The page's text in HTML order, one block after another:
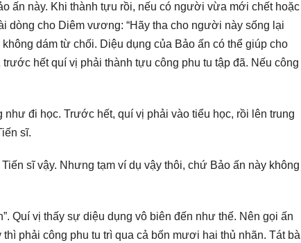
ấn này. Khi thành tựu rồi, nếu có người vừa mới chết hoặc
dòng cho Diêm vương: “Hãy tha cho người này sống lại
dám từ chối. Diệu dụng của Bảo ấn có thể giúp cho
hết quí vị phải thành tựu công phu tu tập đã. Nếu công
đi học. Trước hết, quí vị phải vào tiểu học, rồi lên trung
sĩ.
sĩ vậy. Nhưng tạm ví dụ vậy thôi, chứ Bảo ấn này không
Quí vị thấy sự diệu dụng vô biên đến như thế. Nên gọi ấn
phải công phu tu trì qua cả bốn mươi hai thủ nhãn. Tát bà